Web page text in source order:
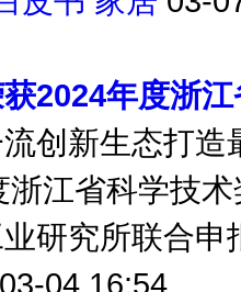
皮书 家居
2024年度浙
创新生态打
江省科学技
研究所联合申